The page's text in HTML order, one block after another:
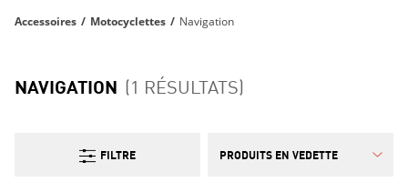
Accessoires / Motocyclettes / Navigation
NAVIGATION (1 RÉSULTATS)
FILTRE